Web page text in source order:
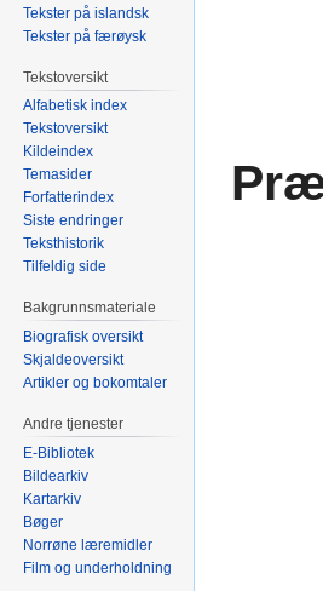
Tekster på islandsk
Tekster på færøysk
Tekstoversikt
Alfabetisk index
Tekstoversikt
Kildeindex
Temasider
Forfatterindex
Siste endringer
Teksthistorik
Tilfeldig side
Bakgrunnsmateriale
Biografisk oversikt
Skjaldeoversikt
Artikler og bokomtaler
Andre tjenester
E-Bibliotek
Bildearkiv
Kartarkiv
Bøger
Norrøne læremidler
Film og underholdning